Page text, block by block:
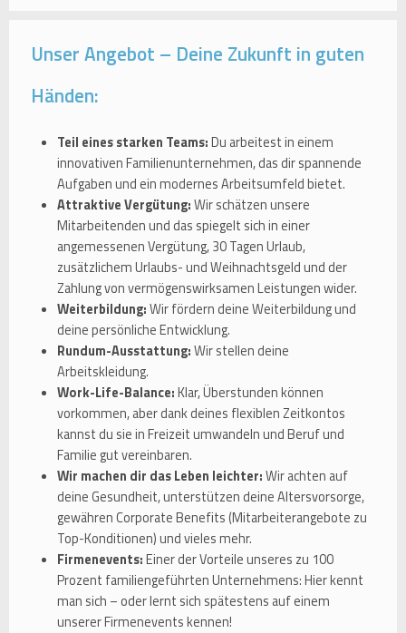
Unser Angebot – Deine Zukunft in guten
Händen:
Teil eines starken Teams:Du arbeitest in einem
innovativen Familienunternehmen, das dir spannende
Aufgaben und ein modernes Arbeitsumfeld bietet.
Attraktive Vergütung:Wir schätzen unsere
Mitarbeitenden und das spiegelt sich in einer
angemessenen Vergütung, 30 Tagen Urlaub,
zusätzlichem Urlaubs- und Weihnachtsgeld und der
Zahlung von vermögenswirksamen Leistungen wider.
Weiterbildung:Wir fördern deine Weiterbildung und
deine persönliche Entwicklung.
Rundum-Ausstattung:Wir stellen deine
Arbeitskleidung.
Work-Life-Balance:Klar, Überstunden können
vorkommen, aber dank deines flexiblen Zeitkontos
kannst du sie in Freizeit umwandeln und Beruf und
Familie gut vereinbaren.
Wir machen dir das Leben leichter:Wir achten auf
deine Gesundheit, unterstützen deine Altersvorsorge,
gewähren Corporate Benefits (Mitarbeiterangebote zu
Top-Konditionen) und vieles mehr.
Firmenevents:Einer der Vorteile unseres zu 100
Prozent familiengeführten Unternehmens: Hier kennt
man sich – oder lernt sich spätestens auf einem
unserer Firmenevents kennen!